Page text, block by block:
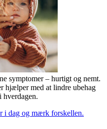
symptomer – hurtigt og nemt.
hjælper med at lindre ubehag
hverdagen.
i dag og mærk forskellen.